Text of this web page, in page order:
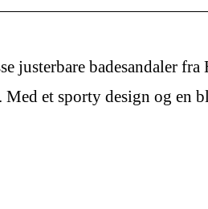
justerbare badesandaler fra
et sporty design og en